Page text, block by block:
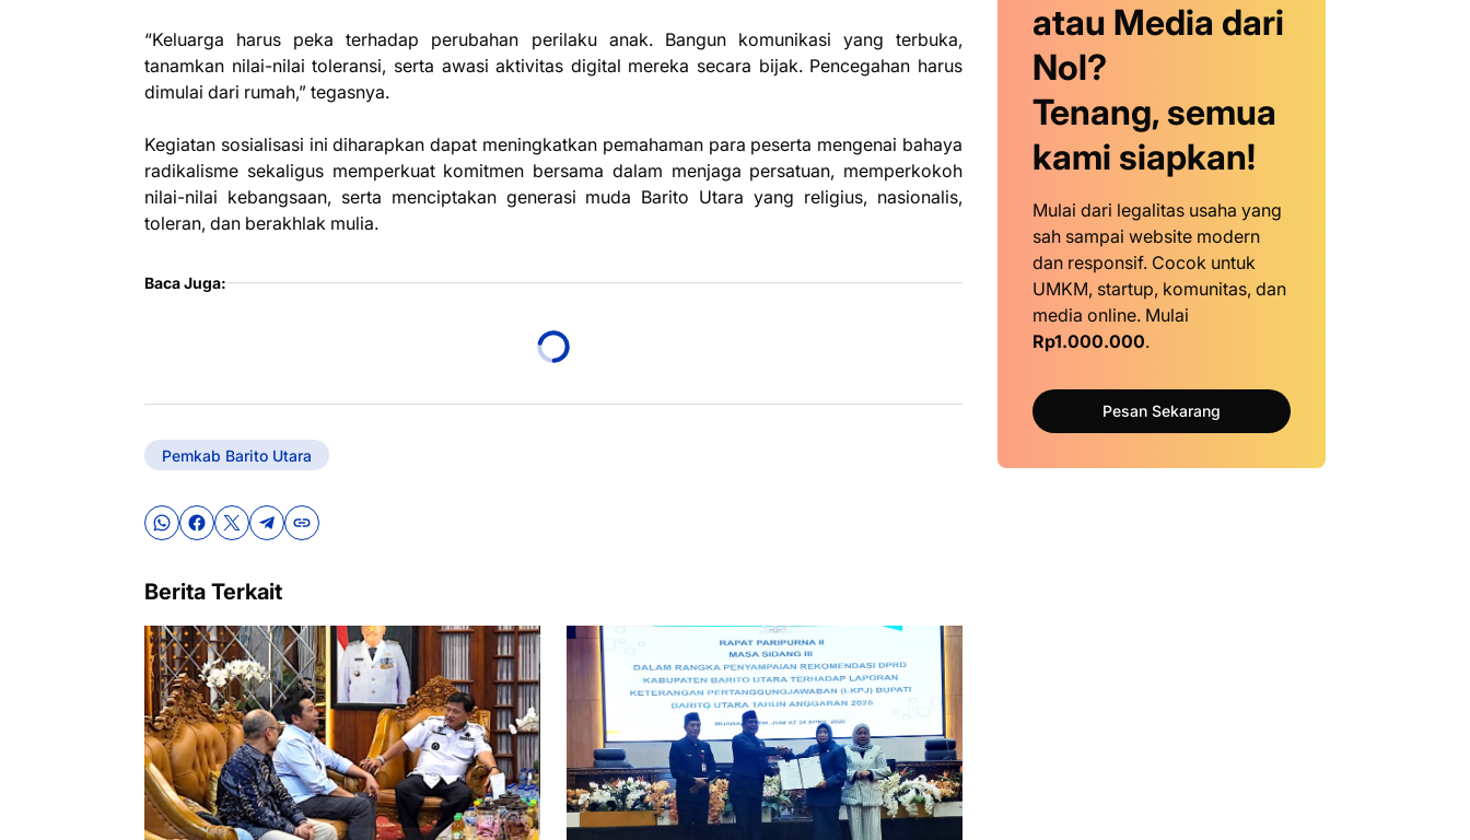
“Keluarga harus peka terhadap perubahan perilaku anak. Bangun komunikasi yang terbuka,
tanamkan nilai-nilai toleransi, serta awasi aktivitas digital mereka secara bijak. Pencegahan harus
dimulai dari rumah,” tegasnya.
Kegiatan sosialisasi ini diharapkan dapat meningkatkan pemahaman para peserta mengenai bahaya
radikalisme sekaligus memperkuat komitmen bersama dalam menjaga persatuan, memperkokoh
nilai-nilai kebangsaan, serta menciptakan generasi muda Barito Utara yang religius, nasionalis,
toleran, dan berakhlak mulia.
Baca Juga:
Pemkab Barito Utara
Berita Terkait
atau Media dari
Nol?
Tenang, semua
kami siapkan!
Mulai dari legalitas usaha yang
sah sampai website modern
dan responsif. Cocok untuk
UMKM, startup, komunitas, dan
media online. Mulai
Rp1.000.000.
Pesan Sekarang